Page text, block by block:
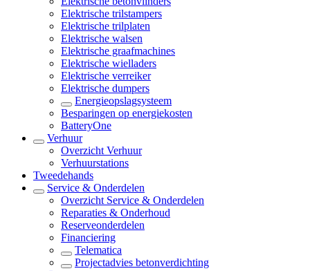
Elektrische trilstampers
Elektrische trilplaten
Elektrische walsen
Elektrische graafmachines
Elektrische wielladers
Elektrische verreiker
Elektrische dumpers
Energieopslagsysteem
Besparingen op energiekosten
BatteryOne
Verhuur
Overzicht Verhuur
Verhuurstations
Tweedehands
Service & Onderdelen
Overzicht Service & Onderdelen
Reparaties & Onderhoud
Reserveonderdelen
Financiering
Telematica
Projectadvies betonverdichting